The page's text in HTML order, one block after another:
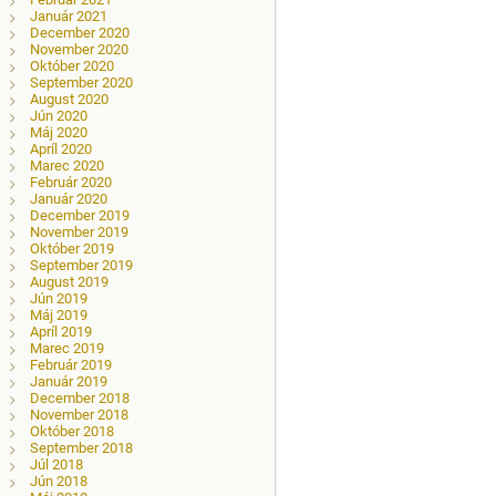
Január 2021
December 2020
November 2020
Október 2020
September 2020
August 2020
Jún 2020
Máj 2020
Apríl 2020
Marec 2020
Február 2020
Január 2020
December 2019
November 2019
Október 2019
September 2019
August 2019
Jún 2019
Máj 2019
Apríl 2019
Marec 2019
Február 2019
Január 2019
December 2018
November 2018
Október 2018
September 2018
Júl 2018
Jún 2018